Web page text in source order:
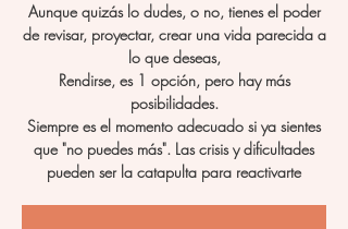
Aunque quizás lo dudes, o no, tienes el poder
de revisar, proyectar, crear una vida parecida a
lo que deseas,
Rendirse, es 1 opción, pero hay más
posibilidades.
Siempre es el momento adecuado si ya sientes
que "no puedes más". Las crisis y dificultades
pueden ser la catapulta para reactivarte